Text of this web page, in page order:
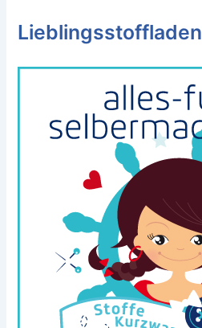
Lieblingsstoffladen